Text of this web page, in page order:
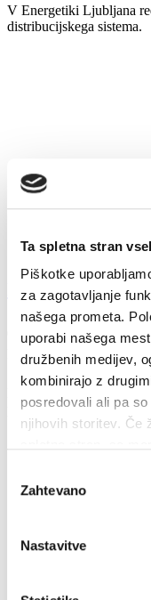
Ta spletna stran
Piškotke
za zagotavljanje
našega prometa.
uporabi našega
družbenih medijev,
kombinirajo z
posredovali ali pa
njihovih storitev. Če
soglasja
Zahtevano
Nastavitve
V Energetiki Ljubljana
distribucijskega sistema.
Kaj je razlika
09. 07. 2020
Pametna hiša Prihranki
Ko govorimo o
pripomočke in načine